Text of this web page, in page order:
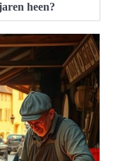
heen?